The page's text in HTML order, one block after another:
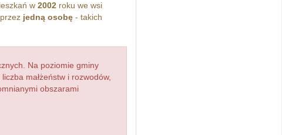
w 2002roku we wsi
jedną osobę- takich
Na poziomie gminy
małżeństw i rozwodów,
obszarami